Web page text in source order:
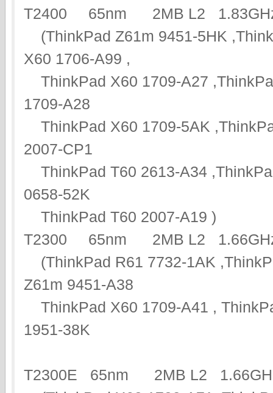
T2400 65nm 2MB L2
(ThinkPad Z61m 9451-5HK
X60 1706-A99 ,
ThinkPad X60 1709-A27
1709-A28
ThinkPad X60 1709-5AK
2007-CP1
ThinkPad T60 2613-A34
0658-52K
ThinkPad T60 2007-A19 )
T2300 65nm 2MB L2
(ThinkPad R61 7732-1AK
Z61m 9451-A38
ThinkPad X60 1709-A41 ,
1951-38K
T2300E 65nm 2MB L2